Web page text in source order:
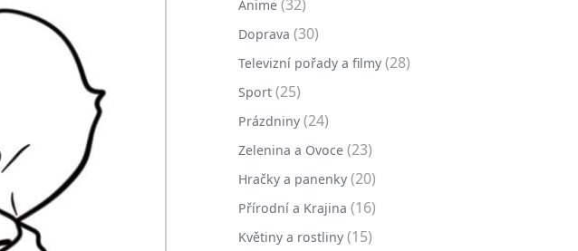
Anime (32)
Doprava (30)
Televizní pořady a filmy (28)
Sport (25)
Prázdniny (24)
Zelenina a Ovoce (23)
Hračky a panenky (20)
Přírodní a Krajina (16)
Květiny a rostliny (15)